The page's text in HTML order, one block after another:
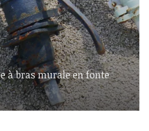
à bras murale en fonte